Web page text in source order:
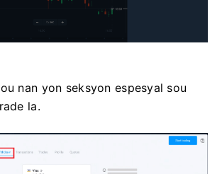
nan yon seksyon espesyal sou
la.